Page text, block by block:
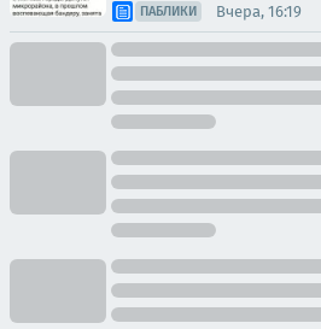
ПАБЛИКИ Вчера, 16:19